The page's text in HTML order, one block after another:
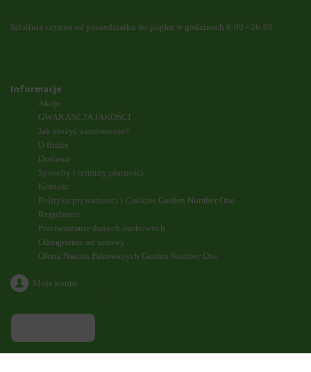
Infolinia czynna od poniedziałku do piątku w godzinach 8:00 - 16:00
Informacje
Akcje
GWARANCJA JAKOŚCI
Jak złożyć zamówienie?
O firmie
Dostawa
Sposoby i terminy płatności
Kontakt
Polityka prywatnosci i Cookies Garden Number One
Regulamin
Przetwarzanie danych osobowych
Odstąpienie od umowy
Oferta Nasion Pakowanych Garden Number One
Moje konto
`